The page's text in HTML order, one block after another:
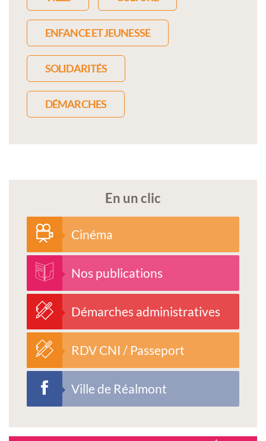
ENFANCE ET JEUNESSE
SOLIDARITÉS
DÉMARCHES
En un clic
Cinéma
Nos publications
Démarches administratives
RDV CNI / Passeport
Ville de Réalmont